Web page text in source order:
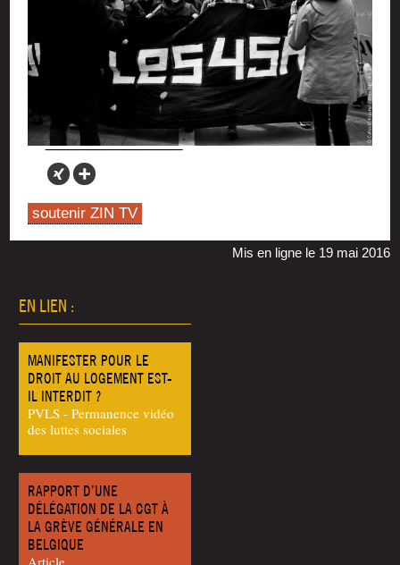
EN LIEN :
MANIFESTER POUR LE
DROIT AU LOGEMENT EST-
IL INTERDIT ?
PVLS - Permanence vidéo
des luttes sociales
RAPPORT D’UNE
DÉLÉGATION DE LA CGT À
LA GRÈVE GÉNÉRALE EN
BELGIQUE
soutenir ZIN TV
Mis en ligne le 19 mai 2016